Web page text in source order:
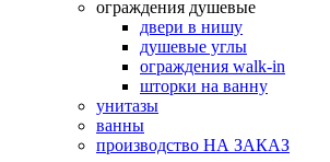
ограждения душевые
двери в нишу
душевые углы
ограждения walk-in
шторки на ванну
унитазы
ванны
производство НА ЗАКАЗ